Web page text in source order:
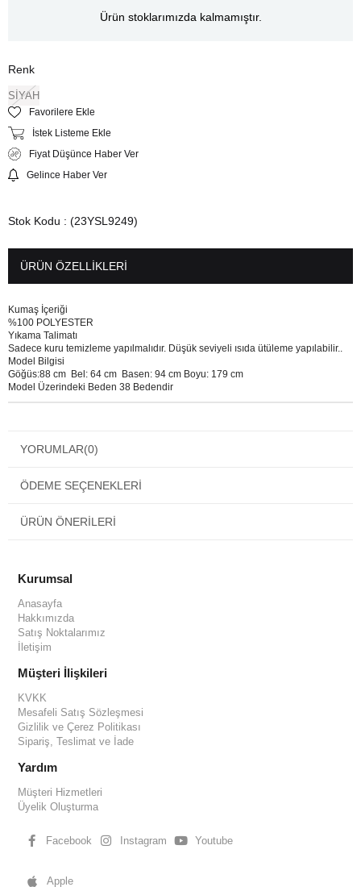
Ürün stoklarımızda kalmamıştır.
Renk
SİYAH
Favorilere Ekle
İstek Listeme Ekle
Fiyat Düşünce Haber Ver
Gelince Haber Ver
Stok Kodu (23YSL9249)
ÜRÜN ÖZELLIKLERI
Kumaş İçeriği
%100 POLYESTER
Yıkama Talimatı
Sadece kuru temizleme yapılmalıdır. Düşük seviyeli ısıda ütüleme yapılabilir..
Model Bilgisi
Göğüs:88 cm Bel: 64 cm Basen: 94 cm Boyu: 179 cm
Model Üzerindeki Beden 38 Bedendir
YORUMLAR(0)
ÖDEME SEÇENEKLERI
ÜRÜN ÖNERILERI
Kurumsal
Anasayfa
Hakkımızda
Satış Noktalarımız
İletişim
Müşteri İlişkileri
KVKK
Mesafeli Satış Sözleşmesi
Gizlilik ve Çerez Politikası
Sipariş, Teslimat ve İade
Yardım
Müşteri Hizmetleri
Üyelik Oluşturma
Facebook Instagram Youtube
Apple